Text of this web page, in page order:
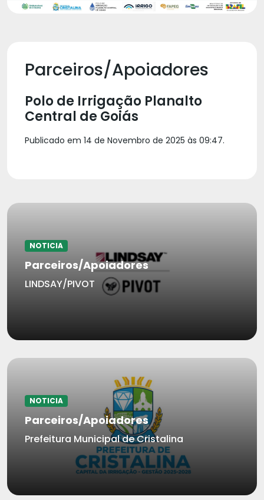
Parceiros/Apoiadores
Polo de Irrigação Planalto
Central de Goiás
Publicado em 14 de Novembro de 2025 às 09:47.
NOTICIA
Parceiros/Apoiadores
LINDSAY/PIVOT
NOTICIA
Parceiros/Apoiadores
Prefeitura Municipal de Cristalina